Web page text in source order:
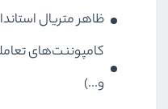
ظاهر متریال
کامپوننت‌های
و...)